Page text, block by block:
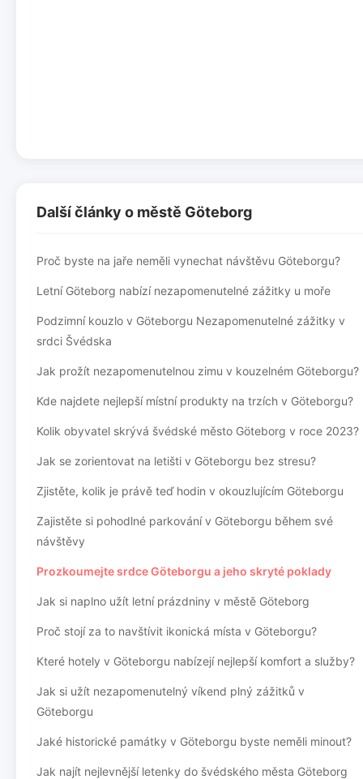
Další články o městě Göteborg
Proč byste na jaře neměli vynechat návštěvu Göteborgu?
Letní Göteborg nabízí nezapomenutelné zážitky u moře
Podzimní kouzlo v Göteborgu Nezapomenutelné zážitky v
srdci Švédska
Jak prožít nezapomenutelnou zimu v kouzelném Göteborgu?
Kde najdete nejlepší místní produkty na trzích v Göteborgu?
Kolik obyvatel skrývá švédské město Göteborg v roce 2023?
Jak se zorientovat na letišti v Göteborgu bez stresu?
Zjistěte, kolik je právě teď hodin v okouzlujícím Göteborgu
Zajistěte si pohodlné parkování v Göteborgu během své
návštěvy
Prozkoumejte srdce Göteborgu a jeho skryté poklady
Jak si naplno užít letní prázdniny v městě Göteborg
Proč stojí za to navštívit ikonická místa v Göteborgu?
Které hotely v Göteborgu nabízejí nejlepší komfort a služby?
Jak si užít nezapomenutelný víkend plný zážitků v
Göteborgu
Jaké historické památky v Göteborgu byste neměli minout?
Jak najít nejlevnější letenky do švédského města Göteborg